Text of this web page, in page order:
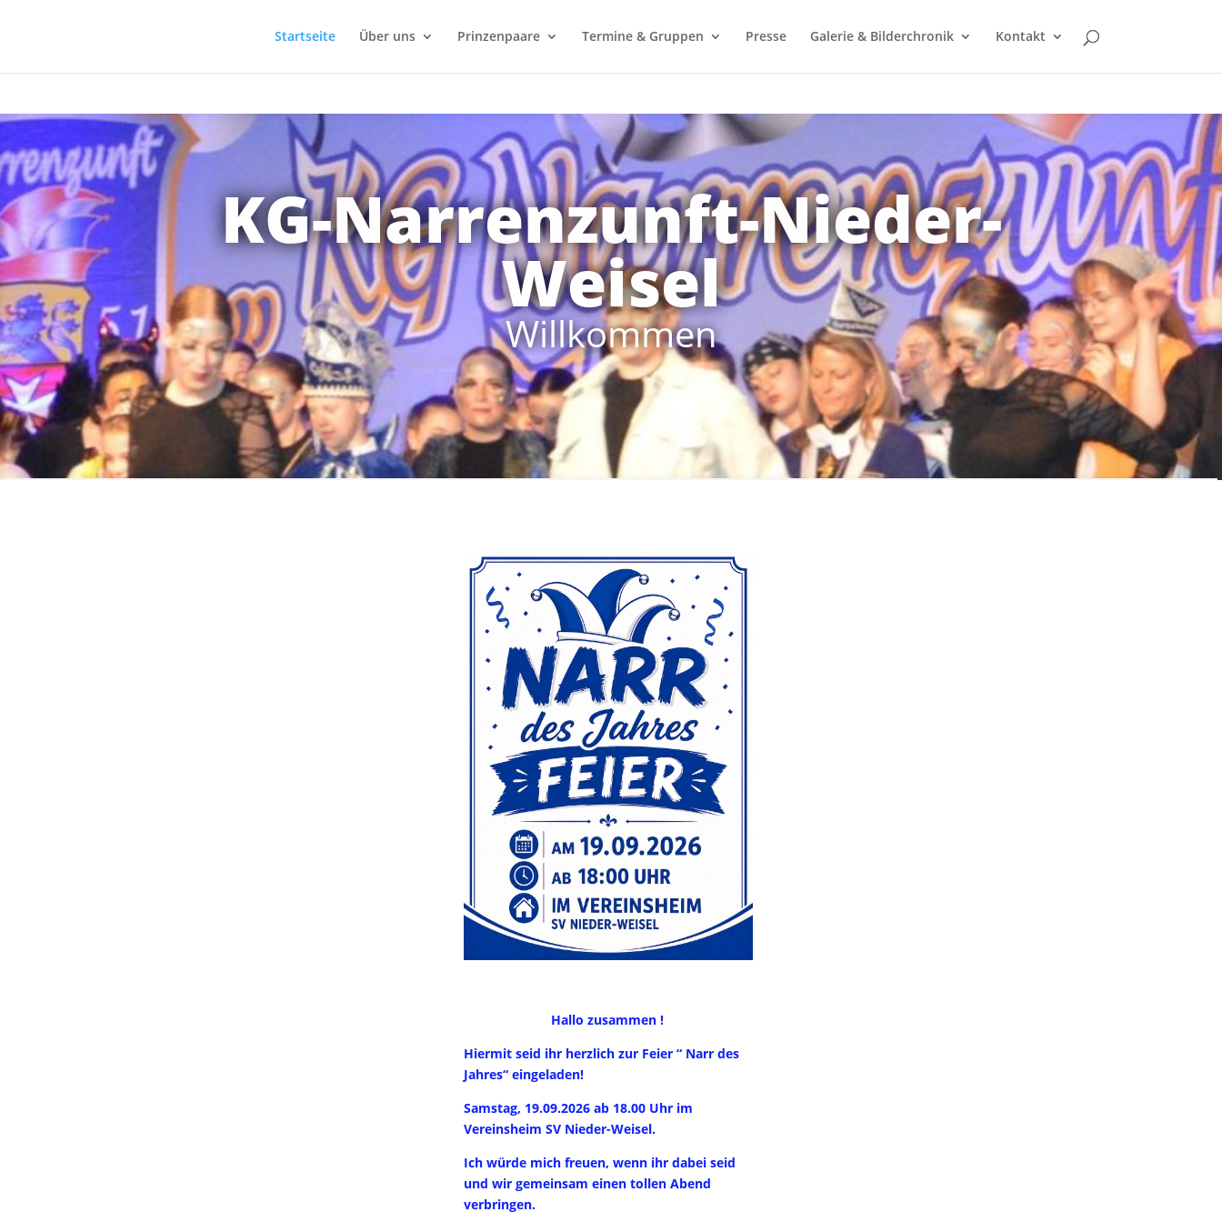
Startseite Über uns Prinzenpaare Termine & Gruppen Presse Galerie & Bilderchronik Kontakt
KG-Narrenzunft-Nieder-
Weisel
Willkommen
Hallo zusammen !
Hiermit seid ihr herzlich zur Feier “ Narr des
Jahres“ eingeladen!
Samstag, 19.09.2026 ab 18.00 Uhr im
Vereinsheim SV Nieder-Weisel.
Ich würde mich freuen, wenn ihr dabei seid
und wir gemeinsam einen tollen Abend
verbringen.